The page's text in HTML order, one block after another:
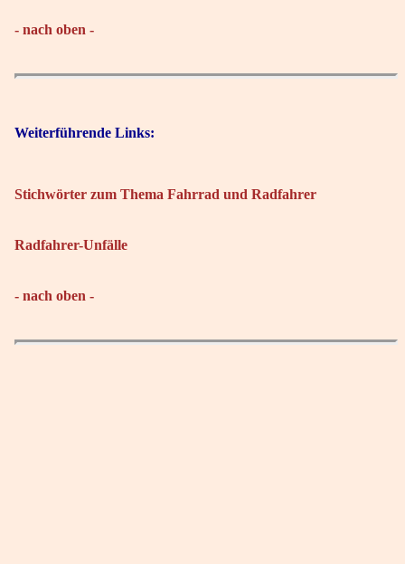
- nach oben -
Weiterführende Links:
Stichwörter zum Thema Fahrrad und Radfahrer
Radfahrer-Unfälle
- nach oben -